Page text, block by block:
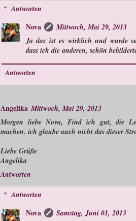
Antworten
Nova
Mittwoch, Mai 29, 2013
Ja das ist es wirklich und wurde
dass ich die anderen, schön
Antworten
Angelika Mittwoch, Mai 29, 2013
Morgen liebe Nova, Find ich gut, die
machen. ich glaube auch nicht das dieser
Liebe Grüße
Angelika
Antworten
Antworten
Nova
Samstag, Juni 01, 2013